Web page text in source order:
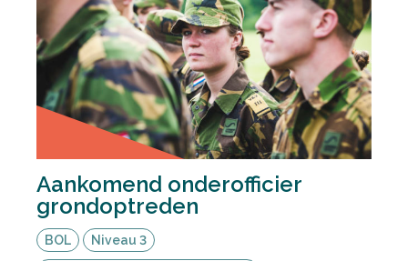
Aankomend onderofficier
grondoptreden
BOL Niveau 3